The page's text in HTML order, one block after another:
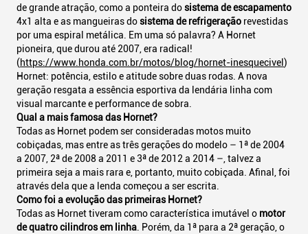
de grande atração, como a ponteira dosistema de escapamento
4x1 alta e as mangueiras dosistema de refrigeração revestidas
por uma espiral metálica. Em uma só palavra? A Hornet
pioneira, que durou até 2007, era radical!
(https://www.honda.com.br/motos/blog/hornet-inesquecivel )
Hornet: potência, estilo e atitude sobre duas rodas. A nova
geração resgata a essência esportiva da lendária linha com
visual marcante e performance de sobra.
Qual a mais famosa das Hornet?
Todas as Hornet podem ser consideradas motos muito
cobiçadas, mas entre as três gerações do modelo – 1ª de 2004
a 2007, 2ª de 2008 a 2011 e 3ª de 2012 a 2014 –, talvez a
primeira seja a mais rara e, portanto, muito cobiçada. Afinal, foi
através dela que a lenda começou a ser escrita.
Como foi a evolução das primeiras Hornet?
Todas as Hornet tiveram como característica imutável o motor
de quatro cilindros em linha. Porém, da 1ª para a 2ª geração, o